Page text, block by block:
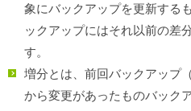
象にバックアップを更新する
ックアップにはそれ以前の差
す。
増分とは、前回バックアップ
から変更があったものバック